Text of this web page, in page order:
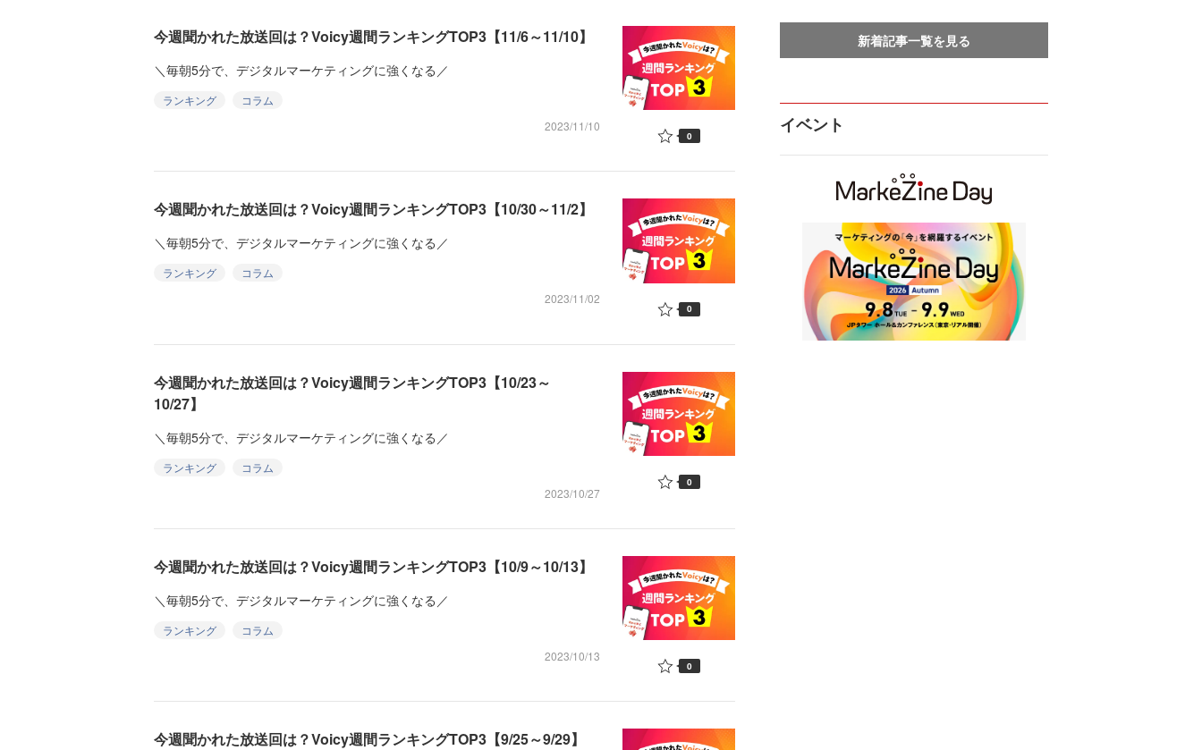
今週聞かれた放送回は？Voicy週間ランキングTOP3【11/6～11/10】
＼毎朝5分で、デジタルマーケティングに強くなる／
ランキング
コラム
2023/11/10
0
今週聞かれた放送回は？Voicy週間ランキングTOP3【10/30～11/2】
＼毎朝5分で、デジタルマーケティングに強くなる／
ランキング
コラム
2023/11/02
0
今週聞かれた放送回は？Voicy週間ランキングTOP3【10/23～
10/27】
＼毎朝5分で、デジタルマーケティングに強くなる／
ランキング
コラム
2023/10/27
0
今週聞かれた放送回は？Voicy週間ランキングTOP3【10/9～10/13】
＼毎朝5分で、デジタルマーケティングに強くなる／
ランキング
コラム
2023/10/13
0
今週聞かれた放送回は？Voicy週間ランキングTOP3【9/25～9/29】
新着記事一覧を見る
イベント